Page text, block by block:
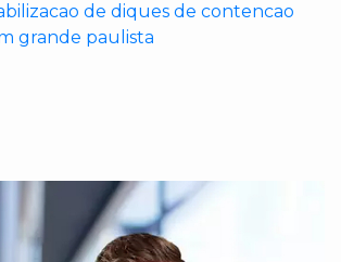
de diques de contencao
grande paulista